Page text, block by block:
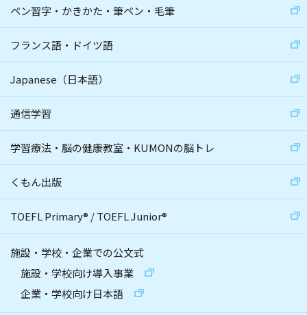
ペン習字・かきかた・筆ペン・毛筆
フランス語・ドイツ語
Japanese（日本語）
通信学習
学習療法・脳の健康教室・KUMONの脳トレ
くもん出版
TOEFL Primary® /TOEFL Junior®
施設・学校・企業での公文式
施設・学校向け導入事業
企業・学校向け日本語